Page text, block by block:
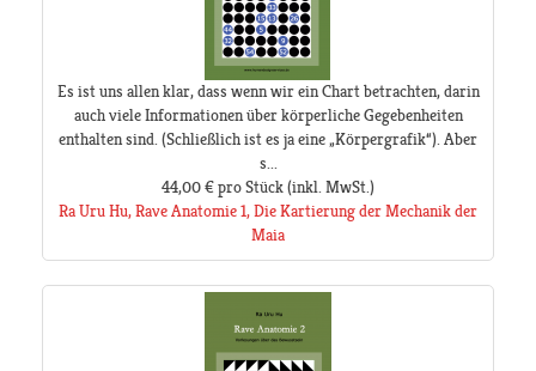
Es ist uns allen klar, dass wenn wir ein Chart betrachten, darin
auch viele Informationen über körperliche Gegebenheiten
enthalten sind. (Schließlich ist es ja eine „Körpergrafik“). Aber
s...
44,00 €pro Stück(inkl. MwSt.)
Ra Uru Hu, Rave Anatomie 1, Die Kartierung der Mechanik der
Maia